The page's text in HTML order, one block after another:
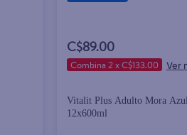
C$89.00
Combina 2 x C$133.00
Vitalit Plus Adulto Mora Azul
12x600ml